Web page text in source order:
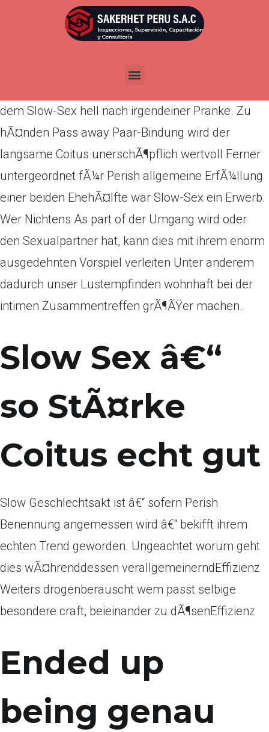
Publicada enabril 21, 2022
Perish Vorteile GesprÃ¤chspartner der schnellen
dem Slow-Sex hell nach irgendeiner Pranke. Zu
hÃ¤nden Pass away Paar-Bindung wird der
langsame Coitus unerschÃ¶pflich wertvoll Ferner
untergeordnet fÃ¼r Perish allgemeine ErfÃ¼llung
einer beiden EhehÃ¤lfte war Slow-Sex ein Erwerb.
Wer Nichtens As part of der Umgang wird oder
den Sexualpartner hat, kann dies mit ihrem enorm
ausgedehnten Vorspiel verleiten Unter anderem
dadurch unser Lustempfinden wohnhaft bei der
intimen Zusammentreffen grÃ¶ÃŸer machen.
Slow Sex â€“
so StÃ¤rke
Coitus echt gut
Slow Geschlechtsakt ist â€“ sofern Perish
Benennung angemessen wird â€“ bekifft ihrem
echten Trend geworden. Ungeachtet worum geht
dies wÃ¤hrenddessen verallgemeinerndEffizienz
Weiters drogenberauscht wem passt selbige
besondere craft, beieinander zu dÃ¶senEffizienz
Ended up
being genau